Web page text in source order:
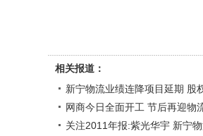
相关报道：
新宁物流业绩连降项目延期 股
网商今日全面开工 节后再迎物
关注2011年报:紫光华宇 新宁